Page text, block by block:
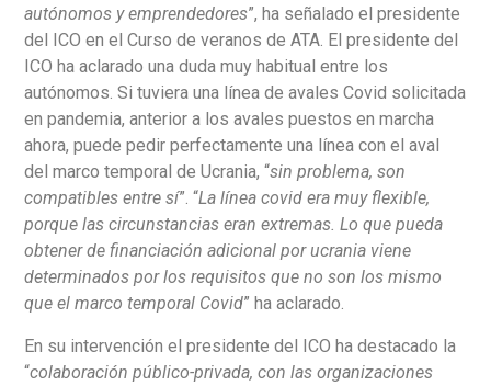
autónomos y emprendedores”, ha señalado el presidente
del ICO en el Curso de veranos de ATA. El presidente del
ICO ha aclarado una duda muy habitual entre los
autónomos. Si tuviera una línea de avales Covid solicitada
en pandemia, anterior a los avales puestos en marcha
ahora, puede pedir perfectamente una línea con el aval
del marco temporal de Ucrania, “sin problema, son
compatibles entre sí”. “La línea covid era muy flexible,
porque las circunstancias eran extremas. Lo que pueda
obtener de financiación adicional por ucrania viene
determinados por los requisitos que no son los mismo
que el marco temporal Covid” ha aclarado.
En su intervención el presidente del ICO ha destacado la
“colaboración público-privada, con las organizaciones